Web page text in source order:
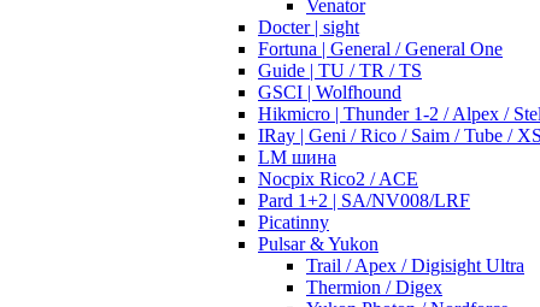
Venator
Docter | sight
Fortuna | General / General One
Guide | TU / TR / TS
GSCI | Wolfhound
Hikmicro | Thunder 1-2 / Alpex /
IRay | Geni / Rico / Saim / Tube /
LM шина
Nocpix Rico2 / ACE
Pard 1+2 | SA/NV008/LRF
Picatinny
Pulsar & Yukon
Trail / Apex / Digisight Ultra
Thermion / Digex